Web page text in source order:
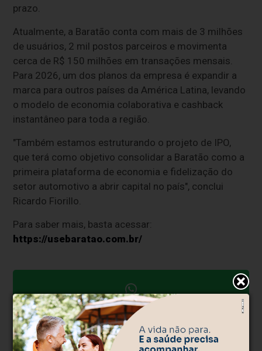
prazo.
Atualmente, a Baratão conta com mais de 3 milhões
de usuários, 2 mil postos parceiros e movimenta
cerca de R$ 150 milhões em transações mensais.
Para 2026, um dos planos da empresa é expandir a
marca para outros países da América Latina, levando
o modelo de economia colaborativa e cashback
instantâneo para toda a região.
"Também estamos estruturando o projeto de IPO,
que terá como objetivo consolidar a Baratão como a
primeira plataforma de economia e fidelização do
setor automotivo a abrir capital no país", conclui
Ricardo Fiorillo.
Para saber mais, basta acessar:
https://usebaratao.com.br/
Clique aqui e faça parte do nosso grupo no
WhatsApp